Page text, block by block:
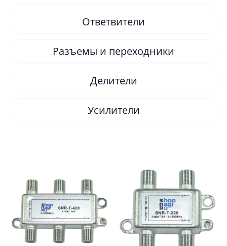
Ответвители
Разъемы и переходники
Делители
Усилители